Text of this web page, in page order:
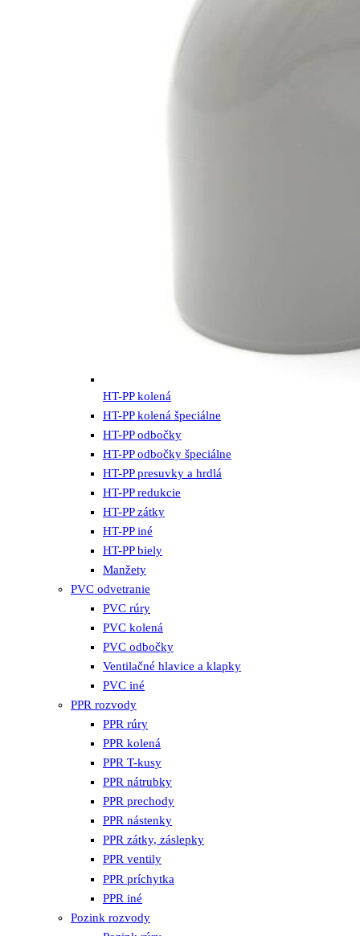
HT-PP kolená
HT-PP kolená špeciálne
HT-PP odbočky
HT-PP odbočky špeciálne
HT-PP presuvky a hrdlá
HT-PP redukcie
HT-PP zátky
HT-PP iné
HT-PP biely
Manžety
PVC odvetranie
PVC rúry
PVC kolená
PVC odbočky
Ventilačné hlavice a klapky
PVC iné
PPR rozvody
PPR rúry
PPR kolená
PPR T-kusy
PPR nátrubky
PPR prechody
PPR nástenky
PPR zátky, záslepky
PPR ventily
PPR príchytka
PPR iné
Pozink rozvody